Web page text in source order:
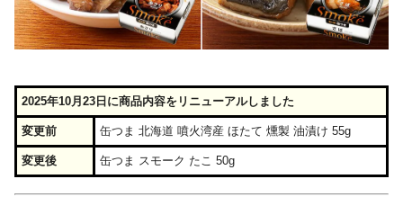
2025年10月23日に商品内容をリニューアルしました
変更前 缶つま 北海道 噴火湾産 ほたて 燻製 油漬け 55g
変更後 缶つま スモーク たこ 50g